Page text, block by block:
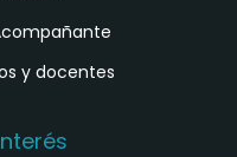
y docentes